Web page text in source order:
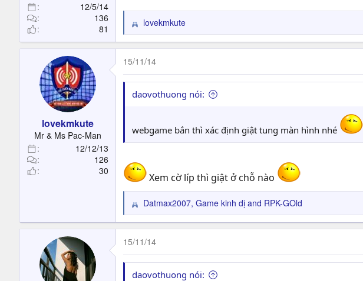
12/5/14
136
81
R
e
a
c
t
i
o
lovekmkute
lovekmkute
Mr & Ms Pac-Man
12/12/13
126
30
15/11/14
daovothuong nói:
webgame bắn thì xác định giật tung màn hình nhé
Xem cờ líp thì giật ở chỗ nào
R
e
a
c
t
i
o
Datmax2007, Game kinh dị and RPK-GOld
15/11/14
daovothuong nói: